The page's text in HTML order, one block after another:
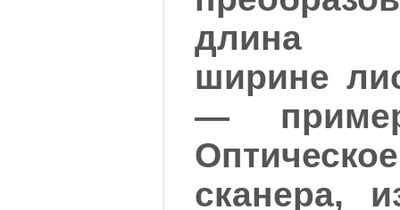
длина
ширине
—
сканера,